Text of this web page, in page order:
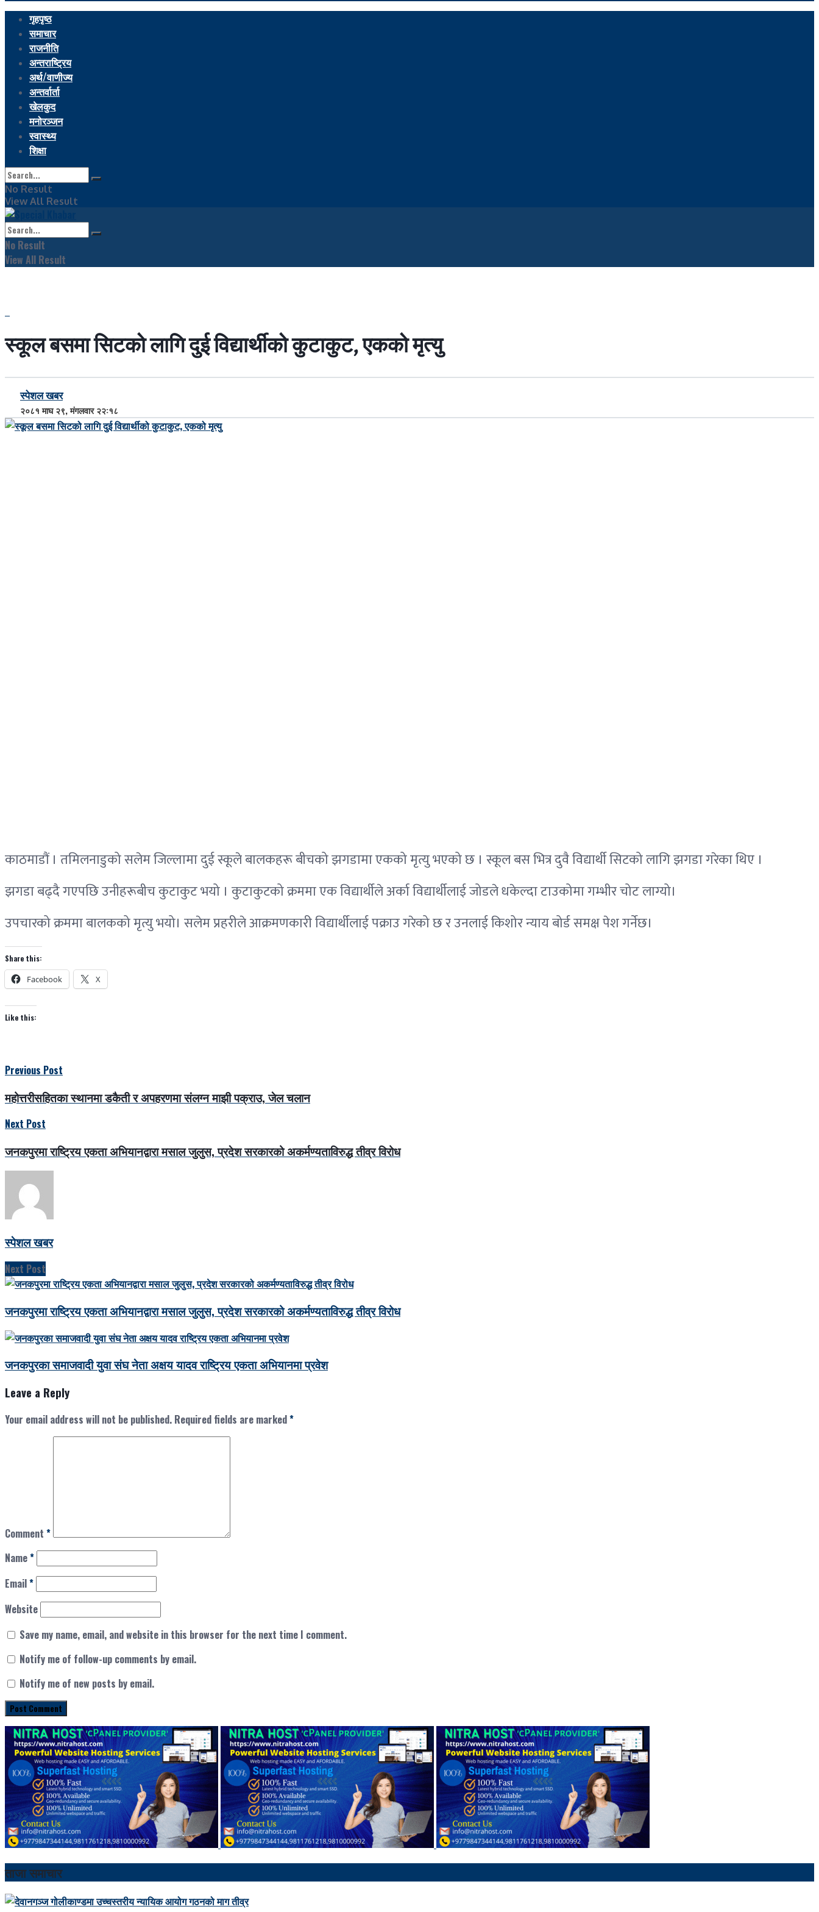
गृहपृष्ठ
समाचार
राजनीति
अन्तराष्ट्रिय
अर्थ/वाणीज्य
अन्तर्वार्ता
खेलकुद
मनोरञ्जन
स्वास्थ्य
शिक्षा
No Result
View All Result
No Result
View All Result
स्कूल बसमा सिटको लागि दुई विद्यार्थीको कुटाकुट, एकको मृत्यु
स्पेशल खबर
२०८१ माघ २९, मंगलवार २२:१८
काठमाडौं । तमिलनाडुको सलेम जिल्लामा दुई स्कूले बालकहरू बीचको झगडामा एकको मृत्यु भएको छ । स्कूल बस भित्र दुवै विद्यार्थी सिटको लागि झगडा गरेका थिए ।
झगडा बढ्दै गएपछि उनीहरूबीच कुटाकुट भयो । कुटाकुटको क्रममा एक विद्यार्थीले अर्का विद्यार्थीलाई जोडले धकेल्दा टाउकोमा गम्भीर चोट लाग्यो।
उपचारको क्रममा बालकको मृत्यु भयो। सलेम प्रहरीले आक्रमणकारी विद्यार्थीलाई पक्राउ गरेको छ र उनलाई किशोर न्याय बोर्ड समक्ष पेश गर्नेछ।
Share this:
Facebook X
Like this:
Previous Post
महोत्तरीसहितका स्थानमा डकैती र अपहरणमा संलग्न माझी पक्राउ, जेल चलान
Next Post
जनकपुरमा राष्ट्रिय एकता अभियानद्वारा मसाल जुलुस, प्रदेश सरकारको अकर्मण्यताविरुद्ध तीव्र विरोध
स्पेशल खबर
Next Post
जनकपुरमा राष्ट्रिय एकता अभियानद्वारा मसाल जुलुस, प्रदेश सरकारको अकर्मण्यताविरुद्ध तीव्र विरोध
जनकपुरका समाजवादी युवा संघ नेता अक्षय यादव राष्ट्रिय एकता अभियानमा प्रवेश
Leave a Reply
Your email address will not be published. Required fields are marked*
Comment *
Name*
Email*
Website
Save my name, email, and website in this browser for the next time I comment.
Notify me of follow-up comments by email.
Notify me of new posts by email.
ताजा समाचार